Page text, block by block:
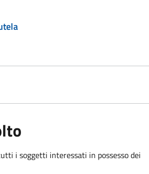
i soggetti interessati in possesso dei